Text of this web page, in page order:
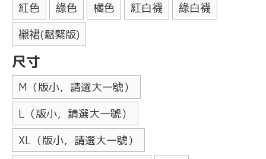
紅色 綠色 橘色 紅白襪
綠白襪
襯裙(鬆緊版)
尺寸
M（版小，請選大一號）
L（版小，請選大一號）
XL（版小，請選大一號）